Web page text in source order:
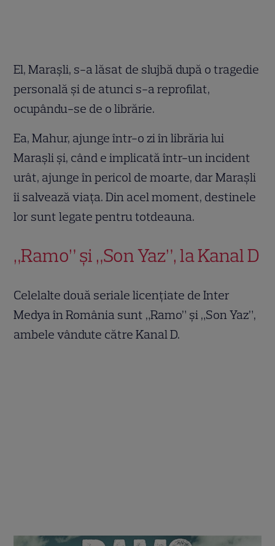
El, Marașli, s-a lăsat de slujbă după o tragedie
personală și de atunci s-a reprofilat,
ocupându-se de o librărie.
Ea, Mahur, ajunge într-o zi în librăria lui
Marașli și, când e implicată într-un incident
urât, ajunge în pericol de moarte, dar Marașli
îi salvează viața. Din acel moment, destinele
lor sunt legate pentru totdeauna.
„Ramo” și „Son Yaz”, la Kanal D
Celelalte două seriale licențiate de Inter
Medya în România sunt „Ramo” și „Son Yaz”,
ambele vândute către Kanal D.